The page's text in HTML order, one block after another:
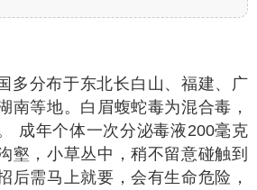
多分布于东北长白山、福建、广
南等地。白眉蝮蛇毒为混合毒，
成年个体一次分泌毒液200毫克
壑，小草丛中，稍不留意碰触到
后需马上就要，会有生命危险，